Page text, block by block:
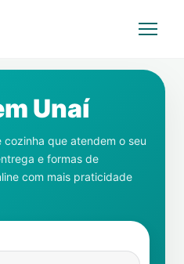
Unaí
que atendem o seu
e formas de
com mais praticidade